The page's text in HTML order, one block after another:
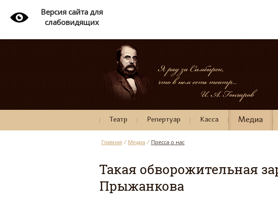
Версия сайта для
слабовидящих
Театр Репертуар Касса Медиа
Главная / Медиа / Пресса о нас
Такая обворожительная
Прыжанкова